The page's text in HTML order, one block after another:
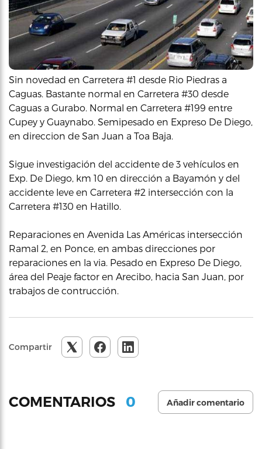
Sin novedad en Carretera #1 desde Rio Piedras a
Caguas. Bastante normal en Carretera #30 desde
Caguas a Gurabo. Normal en Carretera #199 entre
Cupey y Guaynabo. Semipesado en Expreso De Diego,
en direccion de San Juan a Toa Baja.
Sigue investigación del accidente de 3 vehículos en
Exp. De Diego, km 10 en dirección a Bayamón y del
accidente leve en Carretera #2 intersección con la
Carretera #130 en Hatillo.
Reparaciones en Avenida Las Américas intersección
Ramal 2, en Ponce, en ambas direcciones por
reparaciones en la via. Pesado en Expreso De Diego,
área del Peaje factor en Arecibo, hacia San Juan, por
trabajos de contrucción.
Compartir
COMENTARIOS 0 Añadir comentario